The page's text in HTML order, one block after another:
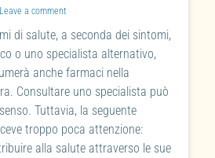
Leave a comment
di salute, a seconda dei sintomi,
o uno specialista alternativo,
anche farmaci nella
Consultare uno specialista può
Tuttavia, la seguente
troppo poca attenzione:
alla salute attraverso le sue